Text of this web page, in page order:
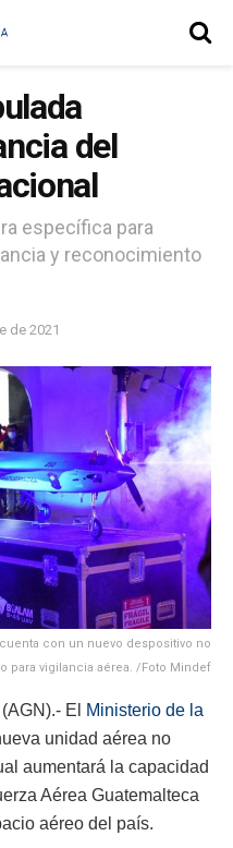
del
específica para
y reconocimiento
de 2021
con un nuevo despositivo no
para vigilancia aérea. /Foto Mindef
El
Ministerio de la
unidad aérea no
aumentará la capacidad
Aérea Guatemalteca
aéreo del país.